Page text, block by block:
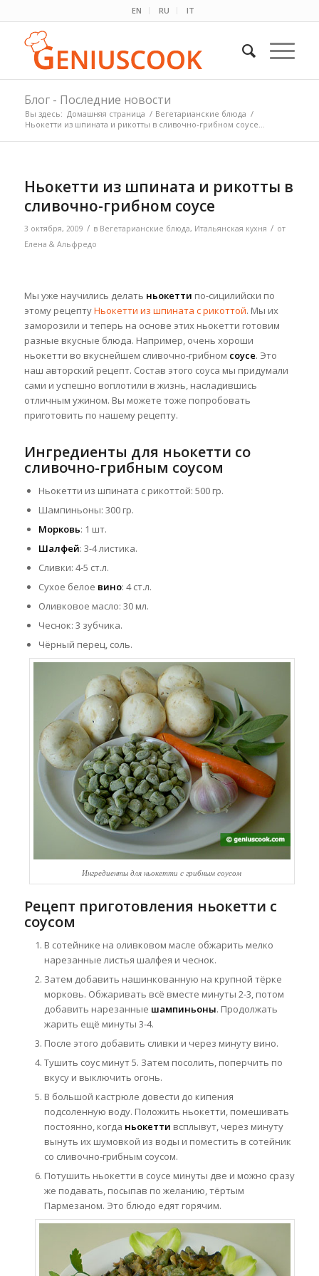
EN RU IT
Блог - Последние новости
Вы здесь: Домашняя страница / Вегетарианские блюда /
Ньокетти из шпината и рикотты в сливочно-грибном соусе...
Ньокетти из шпината и рикотты в
сливочно-грибном соусе
3 октября, 2009 / в Вегетарианские блюда, Итальянская кухня / от
Елена & Альфредо
Мы уже научились делать ньокетти по-сицилийски по
этому рецептуНьокетти из шпината с рикоттой. Мы их
заморозили и теперь на основе этих ньокетти готовим
разные вкусные блюда. Например, очень хороши
ньокетти во вкуснейшем сливочно-грибном соусе. Это
наш авторский рецепт. Состав этого соуса мы придумали
сами и успешно воплотили в жизнь, насладившись
отличным ужином. Вы можете тоже попробовать
приготовить по нашему рецепту.
Ингредиенты для ньокетти со
сливочно-грибным соусом
Ньокетти из шпината с рикоттой: 500 гр.
Шампиньоны: 300 гр.
Морковь: 1 шт.
Шалфей: 3-4 листика.
Сливки: 4-5 ст.л.
Сухое белое вино: 4 ст.л.
Оливковое масло: 30 мл.
Чеснок: 3 зубчика.
Чёрный перец, соль.
Ингредиенты для ньокетти с грибным соусом
Рецепт приготовления ньокетти с
соусом
В сотейнике на оливковом масле обжарить мелко
нарезанные листья шалфея и чеснок.
Затем добавить нашинкованную на крупной тёрке
морковь. Обжаривать всё вместе минуты 2-3, потом
добавить нарезанные шампиньоны. Продолжать
жарить ещё минуты 3-4.
После этого добавить сливки и через минуту вино.
Тушить соус минут 5. Затем посолить, поперчить по
вкусу и выключить огонь.
В большой кастрюле довести до кипения
подсоленную воду. Положить ньокетти, помешивать
постоянно, когда ньокетти всплывут, через минуту
вынуть их шумовкой из воды и поместить в сотейник
со сливочно-грибным соусом.
Потушить ньокетти в соусе минуты две и можно сразу
же подавать, посыпав по желанию, тёртым
Пармезаном. Это блюдо едят горячим.